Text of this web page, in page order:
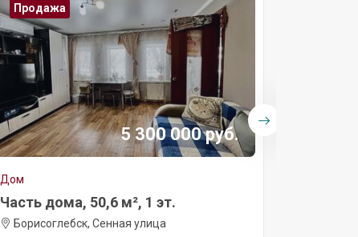
Продажа
5 300 000 руб.
Дом
Часть дома, 50,6 м², 1 эт.
Борисоглебск, Сенная улица